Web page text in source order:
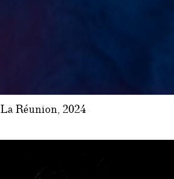
La Réunion, 2024